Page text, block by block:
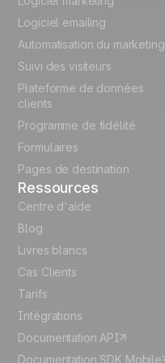
German
Italian
Logiciel emailing
Automatisation du marketing
Suivi des visiteurs
Plateforme de données
clients
Programme de fidélité
Formulaires
Pages de destination
Ressources
Centre d'aide
Blog
Livres blancs
Cas Clients
Tarifs
Intégrations
Documentation API
Documentation SDK Mobile